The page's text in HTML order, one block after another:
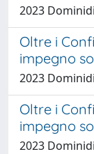
2023
Oltre i
impegno
2023
Oltre i
impegno
2023